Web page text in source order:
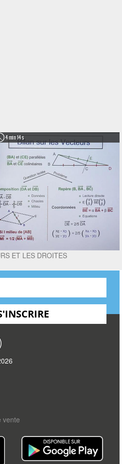
4 min 14 s
ET LES DROITES
vente